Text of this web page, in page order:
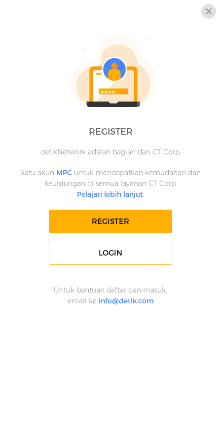
REGISTER
detikNetwork adalah bagian dari CT Corp.
Satu akun MPC untuk mendapatkan kemudahan dan
keuntungan di semua layanan CT Corp.
Pelajari lebih lanjut.
REGISTER
LOGIN
Untuk bantuan daftar dan masuk,
email ke info@detik.com